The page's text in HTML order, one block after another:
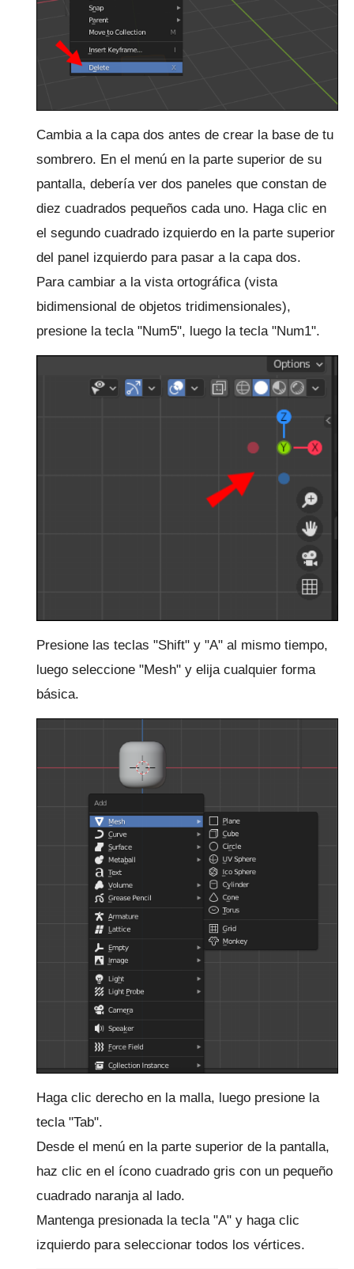
Cambia a la capa dos antes de crear la base de tu
sombrero. En el menú en la parte superior de su
pantalla, debería ver dos paneles que constan de
diez cuadrados pequeños cada uno. Haga clic en
el segundo cuadrado izquierdo en la parte superior
del panel izquierdo para pasar a la capa dos.
Para cambiar a la vista ortográfica (vista
bidimensional de objetos tridimensionales),
presione la tecla "Num5", luego la tecla "Num1".
Presione las teclas "Shift" y "A" al mismo tiempo,
luego seleccione "Mesh" y elija cualquier forma
básica.
Haga clic derecho en la malla, luego presione la
tecla "Tab".
Desde el menú en la parte superior de la pantalla,
haz clic en el ícono cuadrado gris con un pequeño
cuadrado naranja al lado.
Mantenga presionada la tecla "A" y haga clic
izquierdo para seleccionar todos los vértices.